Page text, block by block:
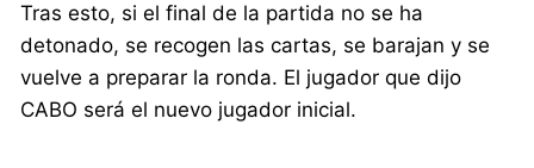
Tras esto, si el final de la partida no se ha
detonado, se recogen las cartas, se barajan y se
vuelve a preparar la ronda. El jugador que dijo
CABO será el nuevo jugador inicial.